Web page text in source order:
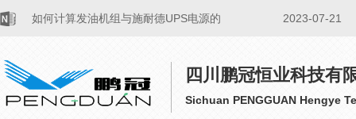
如何计算发油机组与施耐德UPS电源的 2023-07-21
施耐德UPS不间断电源的温度控制
四川鹏冠恒业科技有
Sichuan PENGGUAN Hengye